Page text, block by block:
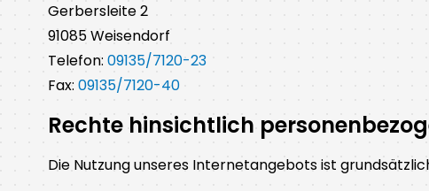
Gerbersleite 2
91085 Weisendorf
Telefon: 09135/7120-23
Fax: 09135/7120-40
Rechte hinsichtlich
Die Nutzung unseres Internetangebots ist